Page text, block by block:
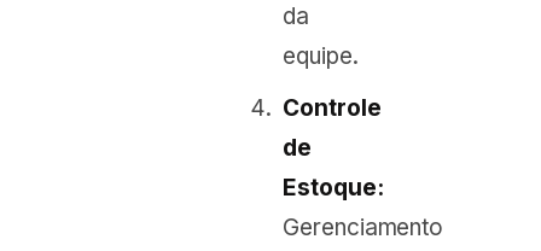
da
equipe.
Controle
de
Estoque:
Gerenciamento